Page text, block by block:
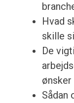
Hvad
skille
De
ønsker
Sådan